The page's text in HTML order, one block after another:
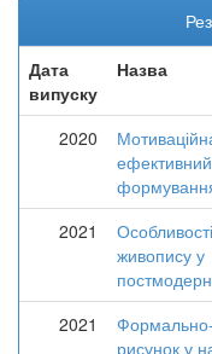
Дата
випуску
Назва
2020
ефективний
2021
живопису у
2021
рисунок у